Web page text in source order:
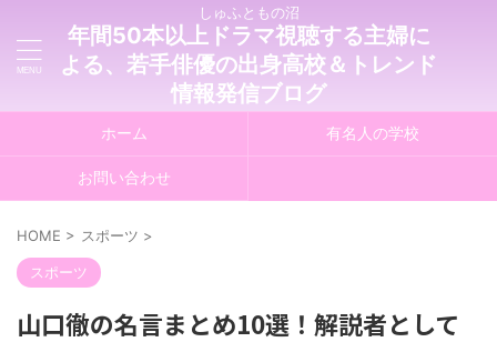
しゅふともの沼
年間50本以上ドラマ視聴する主婦に
よる、若手俳優の出身高校＆トレンド
情報発信ブログ
ホーム 有名人の学校
お問い合わせ
HOME > スポーツ >
スポーツ
山口徹の名言まとめ10選！解説者として